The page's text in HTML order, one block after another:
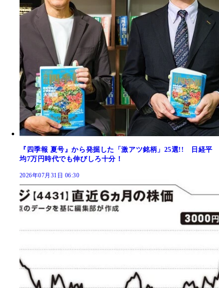
『四季報 夏号』から発掘した「激アツ銘柄」25選!! 日経平
均7万円時代でも伸びしろ十分！
2026年07月31日 06:30